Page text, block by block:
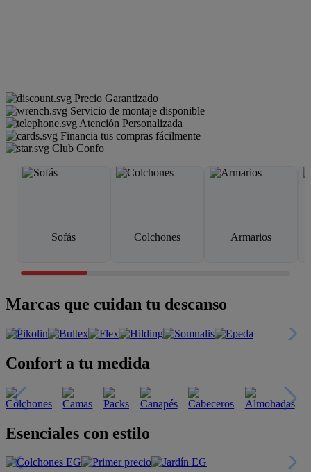
Precio Garantizado
Servicio de montaje disponible
Atención Personalizada
Financia tus compras fácilmente
Club Confo
Sofás Colchones Armarios
Marcas que cuidan tu descanso
Confort a tu medida
Esenciales con estilo